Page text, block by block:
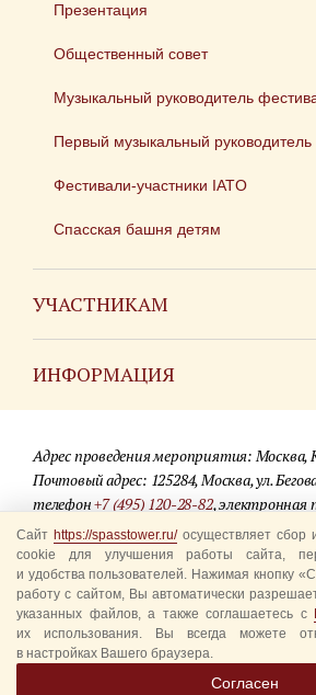
Презентация
Общественный совет
Музыкальный руководитель
Первый музыкальный руководитель
Фестивали-участники IATO
Спасская башня детям
УЧАСТНИКАМ
ИНФОРМАЦИЯ
Для СМИ
Где купить билеты
Акции
Вопрос-ответ
Правила посещения
Уполномоченные представители
Адрес проведения мероприятия: Москва,
Почтовый адрес: 125284, Москва, ул.
телефон+7 (495) 120-28-82, электронная
info@spasstower.ru
© 2009-2025 Официальный сайт фестиваля
Разработка сайта —студия «Сибирикс»
Сайт https://spasstower.ru/осуществляет сбор
cookie для улучшения работы сайта,
и удобства пользователей. Нажимая кнопку
работу с сайтом, Вы автоматически
указанных файлов, а также соглашаетесь с
их использования. Вы всегда можете
в настройках Вашего браузера.
Согласен